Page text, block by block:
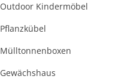
Outdoor Kindermöbel
Pflanzkübel
Mülltonnenboxen
Gewächshaus